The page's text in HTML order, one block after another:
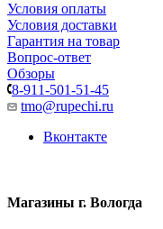
Условия оплаты
Условия доставки
Гарантия на товар
Вопрос-ответ
Обзоры
8-911-501-51-45
tmo@rupechi.ru
Вконтакте
Магазины г. Вологда